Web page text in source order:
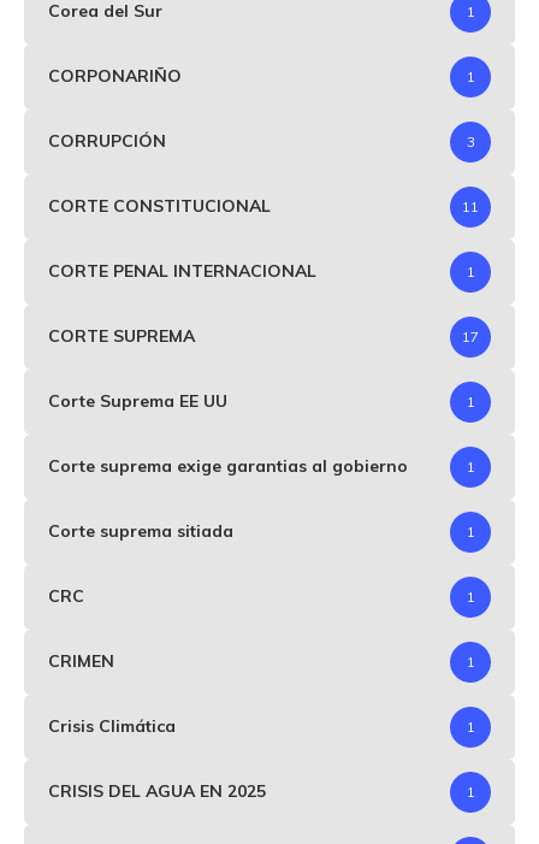
Corea del Sur 1
CORPONARIÑO 1
CORRUPCIÓN 3
CORTE CONSTITUCIONAL 11
CORTE PENAL INTERNACIONAL 1
CORTE SUPREMA 17
Corte Suprema EE UU 1
Corte suprema exige garantias al gobierno 1
Corte suprema sitiada 1
CRC 1
CRIMEN 1
Crisis Climática 1
CRISIS DEL AGUA EN 2025 1